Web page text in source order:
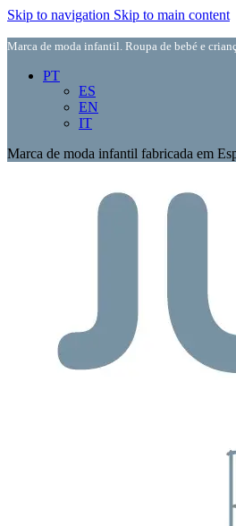
Skip to navigation Skip to main content
Marca de moda infantil. Roupa de bebé e
PT
ES
EN
IT
Marca de moda infantil fabricada em